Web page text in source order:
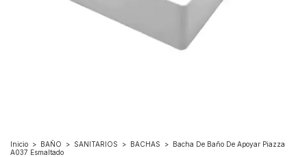
Inicio > BAÑO > SANITARIOS > BACHAS > Bacha De Baño De Apoyar Piazza
A037 Esmaltado